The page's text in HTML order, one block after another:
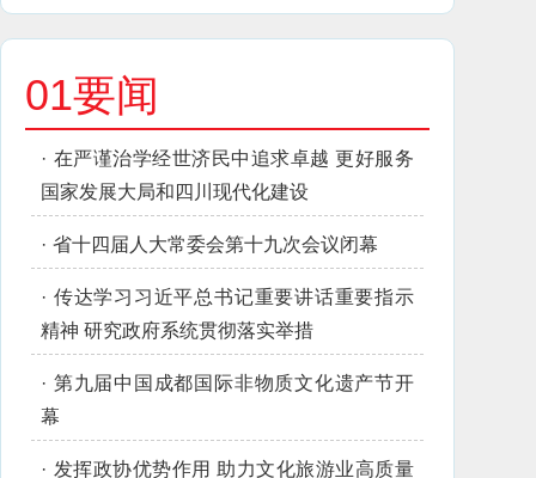
01要闻
· 在严谨治学经世济民中追求卓越 更好服务
国家发展大局和四川现代化建设
· 省十四届人大常委会第十九次会议闭幕
· 传达学习习近平总书记重要讲话重要指示
精神 研究政府系统贯彻落实举措
· 第九届中国成都国际非物质文化遗产节开
幕
· 发挥政协优势作用 助力文化旅游业高质量